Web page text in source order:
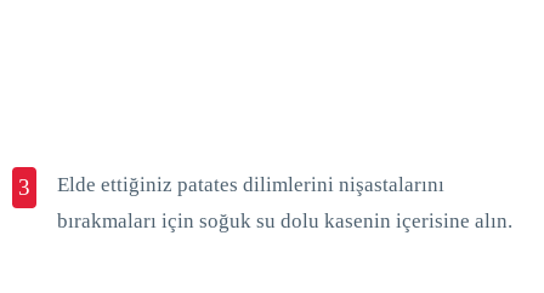
3
Elde ettiğiniz patates dilimlerini nişastalarını
bırakmaları için soğuk su dolu kasenin içerisine alın.